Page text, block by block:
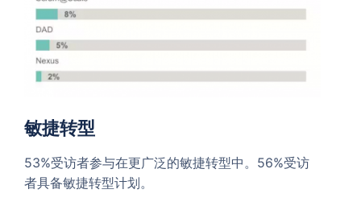
敏捷转型
53%受访者参与在更广泛的敏捷转型中。56%受访
者具备敏捷转型计划。